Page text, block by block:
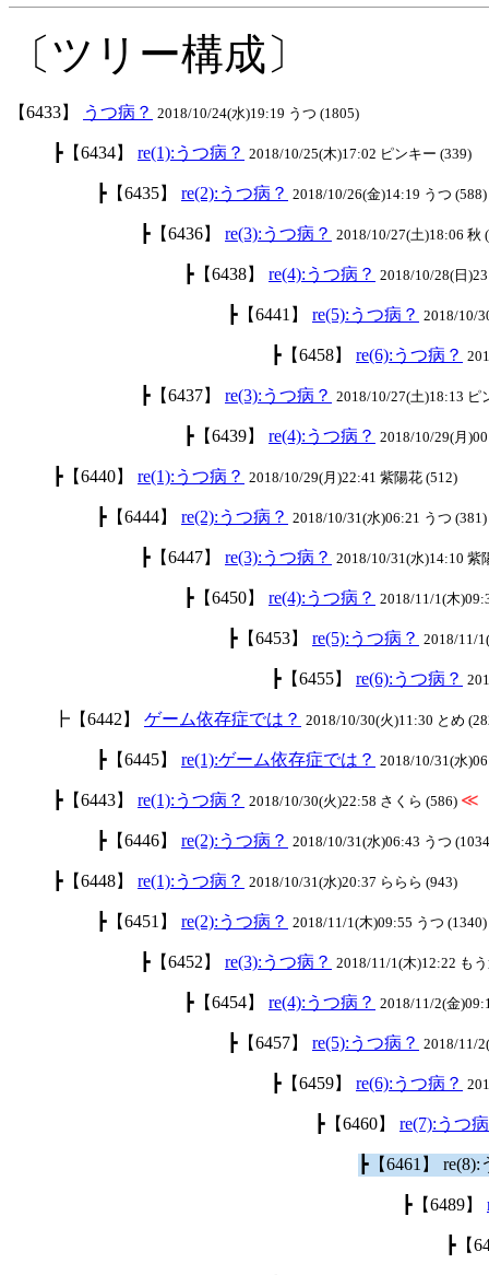
〔ツリー構成〕
【6433】 うつ病？ 2018/10/24(水)19:19 うつ (1805)
┣【6434】 re(1):うつ病？ 2018/10/25(木)17:02 ピンキー (339)
┣【6435】 re(2):うつ病？ 2018/10/26(金)14:19 うつ (588)
┣【6436】 re(3):うつ病？ 2018/10/27(土)18:06 秋
┣【6438】 re(4):うつ病？ 2018/10/28(日
┣【6441】 re(5):うつ病？ 2018/10/
┣【6458】 re(6):うつ病？
┣【6437】 re(3):うつ病？ 2018/10/27(土)18:13 ピ
┣【6439】 re(4):うつ病？ 2018/10/29(月
┣【6440】 re(1):うつ病？ 2018/10/29(月)22:41 紫陽花 (512)
┣【6444】 re(2):うつ病？ 2018/10/31(水)06:21 うつ (381)
┣【6447】 re(3):うつ病？ 2018/10/31(水)14:10 紫
┣【6450】 re(4):うつ病？ 2018/11/1(木
┣【6453】 re(5):うつ病？ 2018/11/
┣【6455】 re(6):うつ病？
┣【6442】 ゲーム依存症では？ 2018/10/30(火)11:30 とめ
┣【6445】 re(1):ゲーム依存症では？ 2018/10/31(水
┣【6443】 re(1):うつ病？ 2018/10/30(火)22:58 さくら (586) ≪
┣【6446】 re(2):うつ病？ 2018/10/31(水)06:43 うつ
┣【6448】 re(1):うつ病？ 2018/10/31(水)20:37 ららら (943)
┣【6451】 re(2):うつ病？ 2018/11/1(木)09:55 うつ (1340)
┣【6452】 re(3):うつ病？ 2018/11/1(木)12:22 も
┣【6454】 re(4):うつ病？ 2018/11/2(金
┣【6457】 re(5):うつ病？ 2018/11/
┣【6459】 re(6):うつ病？
┣【6460】 re(7):うつ
┣【6461】
┣【6489】
┣【